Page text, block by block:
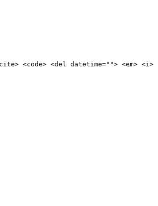
<code> <del datetime=""> <em> <i>